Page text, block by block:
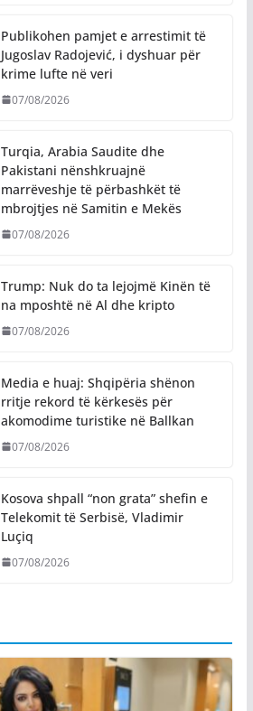
Publikohen pamjet e arrestimit të
Jugoslav Radojević, i dyshuar për
krime lufte në veri
07/08/2026
Turqia, Arabia Saudite dhe
Pakistani nënshkruajnë
marrëveshje të përbashkët të
mbrojtjes në Samitin e Mekës
07/08/2026
Trump: Nuk do ta lejojmë Kinën të
na mposhtë në Al dhe kripto
07/08/2026
Media e huaj: Shqipëria shënon
rritje rekord të kërkesës për
akomodime turistike në Ballkan
07/08/2026
Kosova shpall “non grata” shefin e
Telekomit të Serbisë, Vladimir
Luçiq
07/08/2026